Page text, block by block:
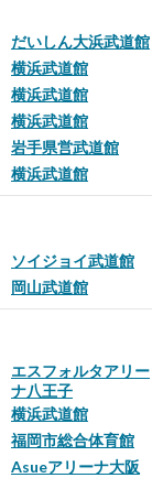
だいしん大浜武道館
横浜武道館
横浜武道館
横浜武道館
岩手県営武道館
横浜武道館
ソイジョイ武道館
岡山武道館
エスフォルタアリー
ナ八王子
横浜武道館
福岡市総合体育館
Asueアリーナ大阪